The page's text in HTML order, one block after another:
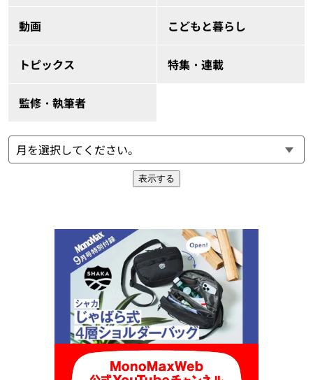
動画 こどもと暮らし
トピックス 特集・連載
監修・執筆者
表示する